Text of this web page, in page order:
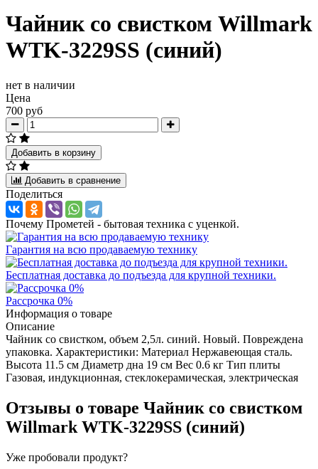
Чайник со свистком Willmark
WTK-3229SS (синий)
нет в наличии
Цена
700 руб
Добавить в корзину
Добавить в сравнение
Поделиться
Почему Прометей - бытовая техника с уценкой.
Гарантия на всю продаваемую технику
Бесплатная доставка до подъезда для крупной техники.
Рассрочка 0%
Информация о товаре
Описание
Чайник со свистком, объем 2,5л. синий. Новый. Повреждена
упаковка. Характеристики: Материал Нержавеющая сталь.
Высота 11.5 см Диаметр дна 19 см Вес 0.6 кг Тип плиты
Газовая, индукционная, стеклокерамическая, электрическая
Отзывы о товаре Чайник со свистком
Willmark WTK-3229SS (синий)
Уже пробовали продукт?